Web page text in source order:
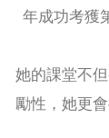
年成功考獲
她的課堂不
勵性，她更